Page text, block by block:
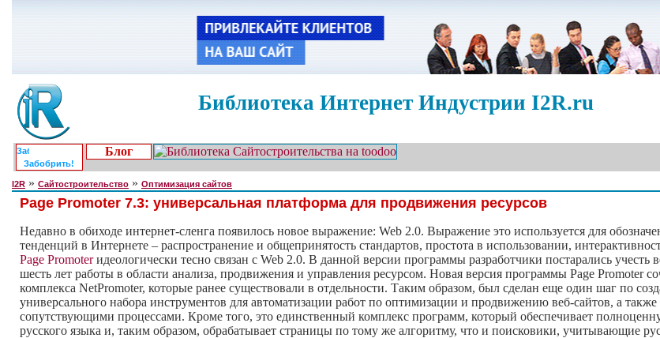
Библиотека Интернет Индустрии I2R.ru
Забобрить!
Блог
I2R » Сайтостроительство » Оптимизация сайтов
Page Promoter 7.3: универсальная платформа для продвижения ресурсов
Недавно в обиходе интернет-сленга появилось новое выражение: Web 2.0. Выражение это используется для
тенденций в Интернете – распространение и общепринятость стандартов, простота в использовании,
Page Promoterидеологически тесно связан с Web 2.0. В данной версии программы разработчики постарались учесть
шесть лет работы в области анализа, продвижения и управления ресурсом. Новая версия программы Page Promoter
комплекса NetPromoter, которые ранее существовали в отдельности. Таким образом, был сделан еще один шаг по
универсального набора инструментов для автоматизации работ по оптимизации и продвижению веб-сайтов, а
сопутствующими процессами. Кроме того, это единственный комплекс программ, который обеспечивает
русского языка и, таким образом, обрабатывает страницы по тому же алгоритму, что и поисковики, учитывающие